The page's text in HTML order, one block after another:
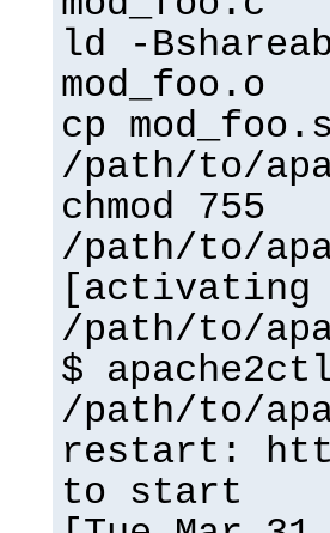
ld -
mod_foo.o
cp
/path/to/
chmod 755
/path/to/
[activating
/path/to/
$
/path/to/
restart:
to start